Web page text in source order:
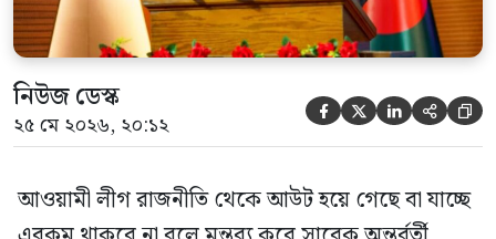
নিউজ ডেস্ক
২৫ মে ২০২৬, ২০:১২     
আওয়ামী লীগ রাজনীতি থেকে আউট হয়ে গেছে বা যাচ্ছে